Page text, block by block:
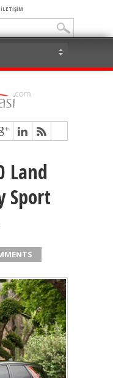
İLETİŞİM
Land
Sport